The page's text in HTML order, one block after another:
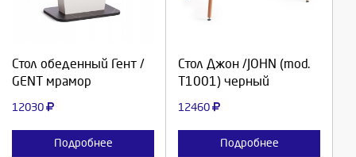
Стол обеденный Гент /
GENT мрамор
12030
Подробнее
Отмена
Стол Джон /JOHN (mod.
T1001) черный
12460
Подробнее
Отмена